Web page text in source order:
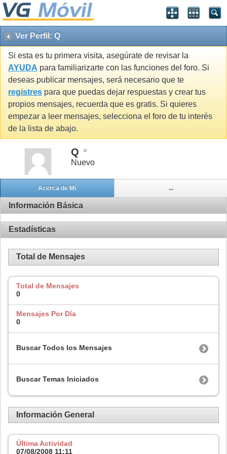
Ver Perfil: Q
Si esta es tu primera visita, asegúrate de revisar la
AYUDA para familiarizarte con las funciones del foro. Si
deseas publicar mensajes, será necesario que te
registres para que puedas dejar respuestas y crear tus
propios mensajes, recuerda que es gratis. Si quieres
empezar a leer mensajes, selecciona el foro de tu interés
de la lista de abajo.
Q
Nuevo
Acerca de Mí ...
Información Básica
Estadísticas
Total de Mensajes
Total de Mensajes
0
Mensajes Por Día
0
Buscar Todos los Mensajes
Buscar Temas Iniciados
Información General
Última Actividad
07/08/2008 11:11